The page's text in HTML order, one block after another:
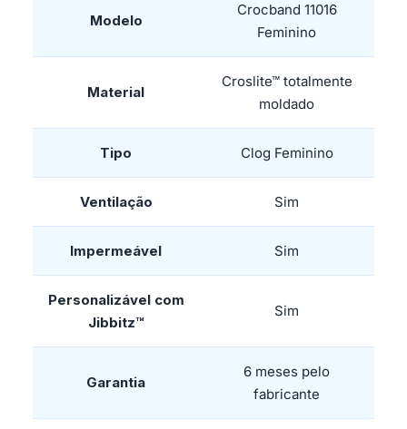
Modelo
Crocband 11016
Feminino
Material
Croslite™ totalmente
moldado
Tipo Clog Feminino
Ventilação Sim
Impermeável Sim
Personalizável com
Jibbitz™
Sim
Garantia
6 meses pelo
fabricante